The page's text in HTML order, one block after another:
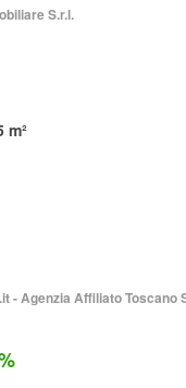
S.r.l.
m²
- Agenzia Affiliato Toscano